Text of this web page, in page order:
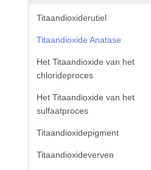
Titaandioxiderutiel
Titaandioxide Anatase
Het Titaandioxide van het
chlorideproces
Het Titaandioxide van het
sulfaatproces
Titaandioxidepigment
Titaandioxideverven